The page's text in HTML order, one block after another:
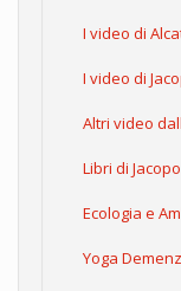
I video di
I video di
Altri video
Libri di
Ecologia e
Yoga